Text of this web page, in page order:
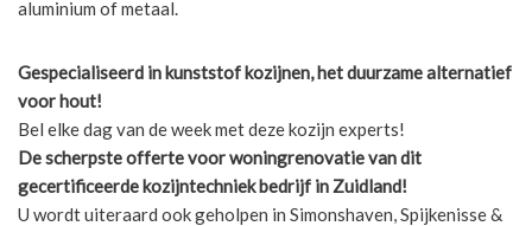
aluminium of metaal.
Gespecialiseerd in kunststof kozijnen, het duurzame alternatief
voor hout!
Bel elke dag van de week met deze kozijn experts!
De scherpsteofferte voor woningrenovatie van dit
gecertificeerde kozijntechniek bedrijf in Zuidland!
U wordt uiteraard ook geholpen in Simonshaven, Spijkenisse &